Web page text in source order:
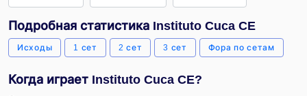
Подробная статистика Instituto Cuca CE
Исходы 1 сет 2 сет 3 сет Фора по сетам
Когда играет Instituto Cuca CE?